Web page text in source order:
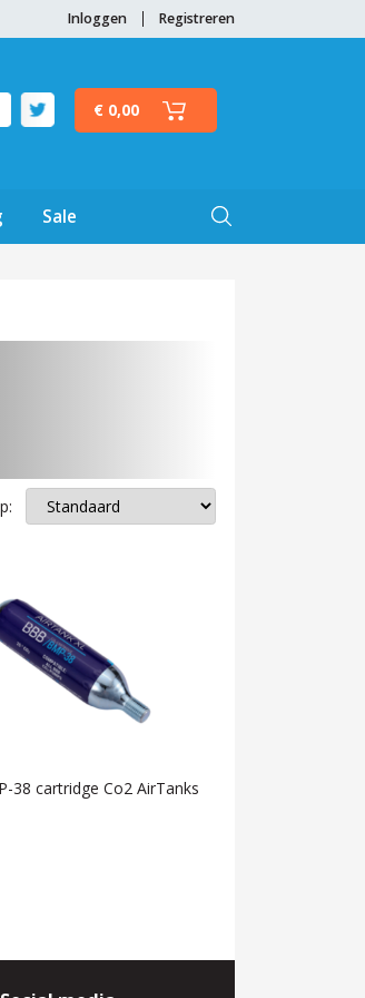
Registreren
Inloggen
€ 0,00
Sale
38 cartridge Co2 AirTanks